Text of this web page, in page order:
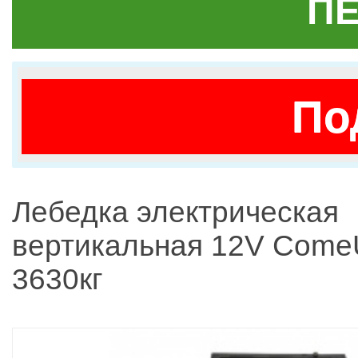
Лебедка электрическая
вертикальная 12V
3630кг